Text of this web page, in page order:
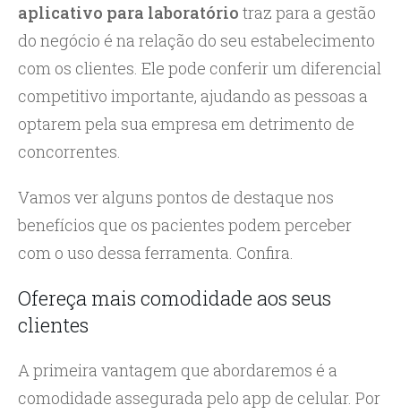
aplicativo para laboratório traz para a gestão
do negócio é na relação do seu estabelecimento
com os clientes. Ele pode conferir um diferencial
competitivo importante, ajudando as pessoas a
optarem pela sua empresa em detrimento de
concorrentes.
Vamos ver alguns pontos de destaque nos
benefícios que os pacientes podem perceber
com o uso dessa ferramenta. Confira.
Ofereça mais comodidade aos seus
clientes
A primeira vantagem que abordaremos é a
comodidade assegurada pelo app de celular. Por